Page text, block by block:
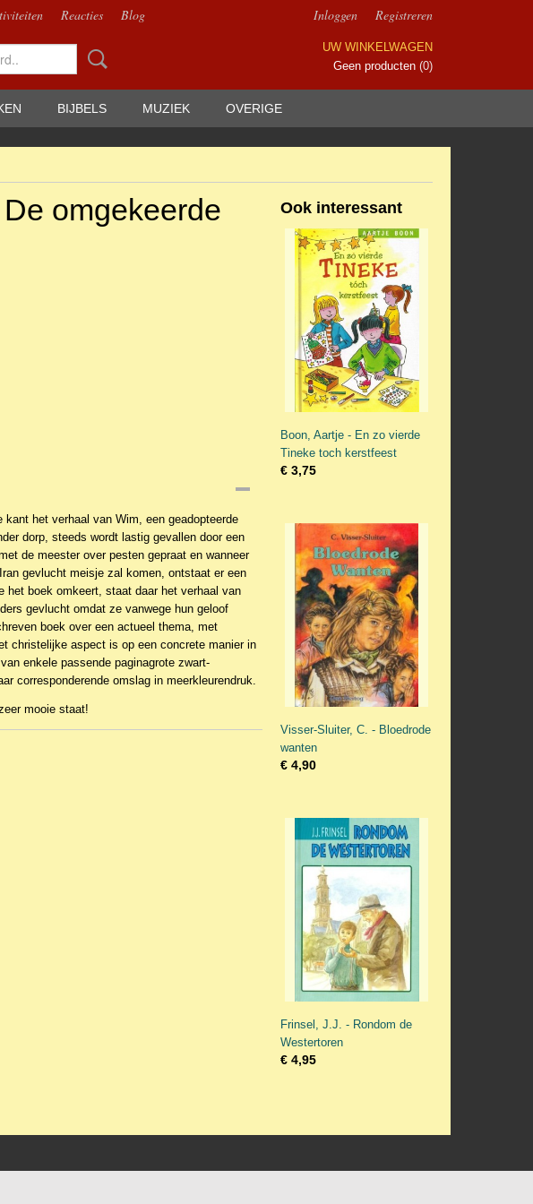
Reacties Blog Inloggen Registreren
UW WINKELWAGEN
Geen producten (0)
BIJBELS MUZIEK OVERIGE
omgekeerde
kant het verhaal van Wim, een geadopteerde
dorp, steeds wordt lastig gevallen door een
de meester over pesten gepraat en wanneer
gevlucht meisje zal komen, ontstaat er een
het boek omkeert, staat daar het verhaal van
gevlucht omdat ze vanwege hun geloof
boek over een actueel thema, met
christelijke aspect is op een concrete manier in
enkele passende paginagrote zwart-
corresponderende omslag in meerkleurendruk.
mooie staat!
Ook interessant
Boon, Aartje - En zo vierde
Tineke toch kerstfeest
€ 3,75
Visser-Sluiter, C. - Bloedrode
wanten
€ 4,90
Frinsel, J.J. - Rondom de
Westertoren
€ 4,95